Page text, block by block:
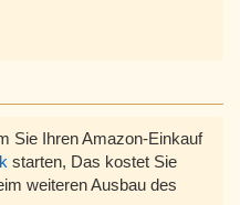
Sie Ihren Amazon-Einkauf
starten, Das kostet Sie
weiteren Ausbau des